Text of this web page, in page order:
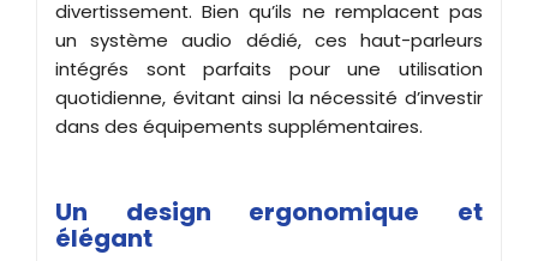
divertissement. Bien qu’ils ne remplacent pas
un système audio dédié, ces haut-parleurs
intégrés sont parfaits pour une utilisation
quotidienne, évitant ainsi la nécessité d’investir
dans des équipements supplémentaires.
Un design ergonomique et
élégant